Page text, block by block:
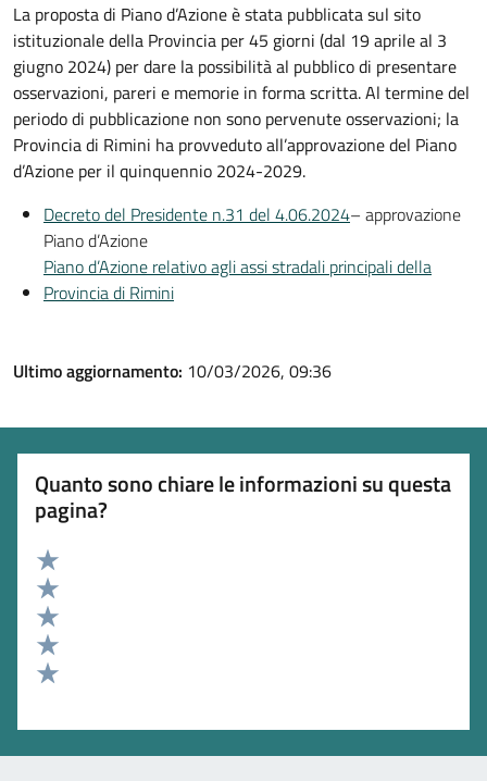
La proposta di Piano d’Azione è stata pubblicata sul sito
istituzionale della Provincia per 45 giorni (dal 19 aprile al 3
giugno 2024) per dare la possibilità al pubblico di presentare
osservazioni, pareri e memorie in forma scritta. Al termine del
periodo di pubblicazione non sono pervenute osservazioni; la
Provincia di Rimini ha provveduto all’approvazione del Piano
d’Azione per il quinquennio 2024-2029.
Decreto del Presidente n.31 del 4.06.2024– approvazione
Piano d’Azione
Piano d’Azione relativo agli assi stradali principali della
Provincia di Rimini
Ultimo aggiornamento: 10/03/2026, 09:36
Quanto sono chiare le informazioni su questa
pagina?
Valuta 5 stelle su 5
Valuta 4 stelle su 5
Valuta 3 stelle su 5
Valuta 2 stelle su 5